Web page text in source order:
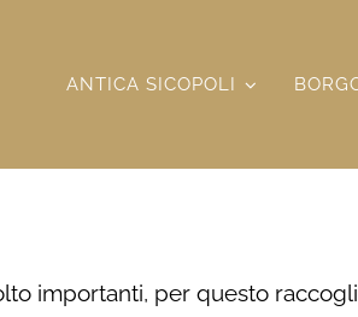
ANTICA SICOPOLI
importanti, per questo